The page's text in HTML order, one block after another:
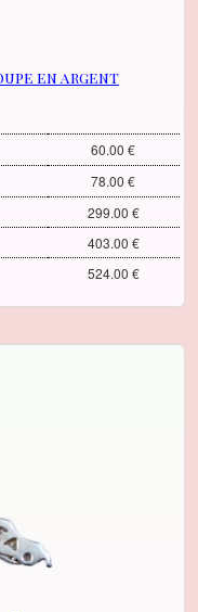
en argent
60.00 €
78.00 €
299.00 €
403.00 €
524.00 €